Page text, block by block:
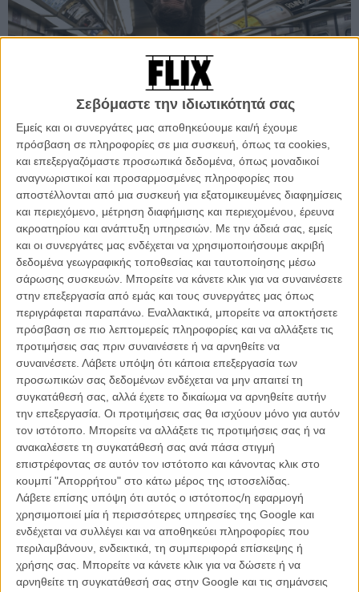
Σεβόμαστε την ιδιωτικότητά σας
Εμείς και οι συνεργάτες μας αποθηκεύουμε και/ή έχουμε
πρόσβαση σε πληροφορίες σε μια συσκευή, όπως τα cookies,
και επεξεργαζόμαστε προσωπικά δεδομένα, όπως μοναδικοί
αναγνωριστικοί και προσαρμοσμένες πληροφορίες που
αποστέλλονται από μια συσκευή για εξατομικευμένες διαφημίσεις
και περιεχόμενο, μέτρηση διαφήμισης και περιεχομένου, έρευνα
ακροατηρίου και ανάπτυξη υπηρεσιών. Με την άδειά σας, εμείς
και οι συνεργάτες μας ενδέχεται να χρησιμοποιήσουμε ακριβή
δεδομένα γεωγραφικής τοποθεσίας και ταυτοποίησης μέσω
σάρωσης συσκευών. Μπορείτε να κάνετε κλικ για να συναινέσετε
στην επεξεργασία από εμάς και τους συνεργάτες μας όπως
περιγράφεται παραπάνω. Εναλλακτικά, μπορείτε να αποκτήσετε
πρόσβαση σε πιο λεπτομερείς πληροφορίες και να αλλάξετε τις
προτιμήσεις σας πριν συναινέσετε ή να αρνηθείτε να
συναινέσετε. Λάβετε υπόψη ότι κάποια επεξεργασία των
προσωπικών σας δεδομένων ενδέχεται να μην απαιτεί τη
συγκατάθεσή σας, αλλά έχετε το δικαίωμα να αρνηθείτε αυτήν
την επεξεργασία. Οι προτιμήσεις σας θα ισχύουν μόνο για αυτόν
τον ιστότοπο. Μπορείτε να αλλάξετε τις προτιμήσεις σας ή να
ανακαλέσετε τη συγκατάθεσή σας ανά πάσα στιγμή
επιστρέφοντας σε αυτόν τον ιστότοπο και κάνοντας κλικ στο
κουμπί "Απορρήτου" στο κάτω μέρος της ιστοσελίδας.
Λάβετε επίσης υπόψη ότι αυτός ο ιστότοπος/η εφαρμογή
χρησιμοποιεί μία ή περισσότερες υπηρεσίες της Google και
ενδέχεται να συλλέγει και να αποθηκεύει πληροφορίες που
περιλαμβάνουν, ενδεικτικά, τη συμπεριφορά επίσκεψης ή
χρήσης σας. Μπορείτε να κάνετε κλικ για να δώσετε ή να
αρνηθείτε τη συγκατάθεσή σας στην Google και τις σημάνσεις
The Amazing Spider-Man του Μαρκ Γουεμπ
Ο έφηβος Πίτερ Πάρκερ ζει στο Κουίνς της Νέας Υόρκης με τον θείο
και τη θεία του, πηγαίνει στο σχολείο και είναι ερωτευμένος με την
Γκουεν. Είναι science geek και προσπαθεί να ανταπεξέλθει στη
μελαγχολία της εφηβείας. Σε μια επίσκεψη στην εταιρεία του παλιού
συνεργάτη του πατέρα του, του Δρ. Κερτ Κόνορς, ο Πίτερ όχι μόνο
θ’ ανακαλύψει στοιχεία για τους λόγους της εξαφάνισης των γονιών
του, αλλά και θα μεταλλαχθεί από ατσούμπαλο αγόρι σε μαχητή του
εγκλήματος με σπάνιες υπερδυνάμεις.
«Ολοι έχουμε μυστικά. Αυτά που κρύβουμε κι αυτά που οι άλλοι
κρατάνε κρυμμένα από μας». Νέος - και νεαρός - Σπάιντερμαν, με
love story και θεαματικό 3D, σε ένα αναμφίβολο blockbuster.
Διαβάστε εδώ τη γνώμη του Flix.
H ταινία προβάλλεται στη 23.00 στην ΕΡΤ 1